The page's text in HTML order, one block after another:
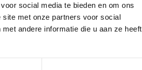
social media te bieden en om ons
met onze partners voor social
andere informatie die u aan ze heeft